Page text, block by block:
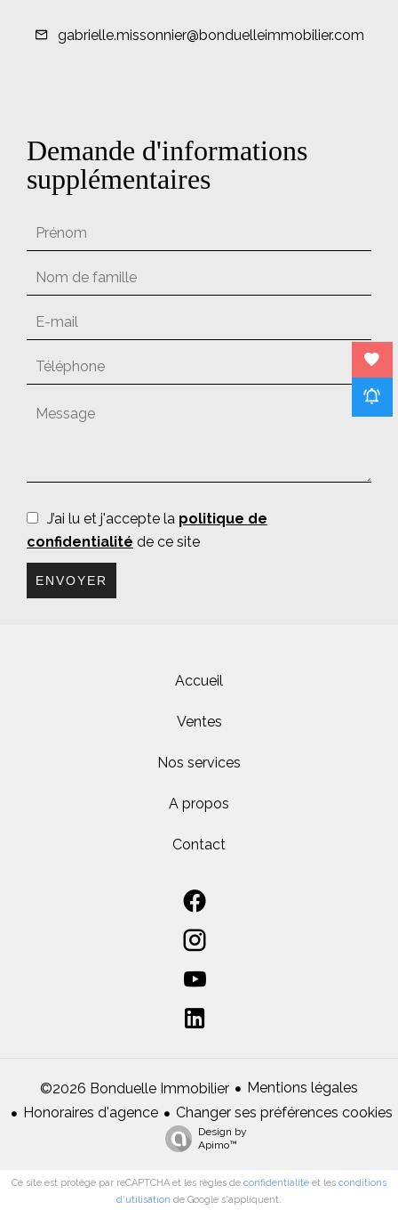
gabrielle.missonnier@bonduelleimmobilier.com
Demande d'informations
supplémentaires
J’ai lu et j'accepte la politique de
confidentialité de ce site
ENVOYER
Accueil
Ventes
Nos services
A propos
Contact
©2026 Bonduelle Immobilier
Mentions légales
Honoraires d'agence
Changer ses préférences cookies
Design by
Apimo™
Ce site est protégé par reCAPTCHA et les règles de confidentialité et les conditions
d'utilisation de Google s'appliquent.